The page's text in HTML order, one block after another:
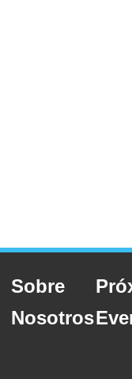
Sobre
Nosotros